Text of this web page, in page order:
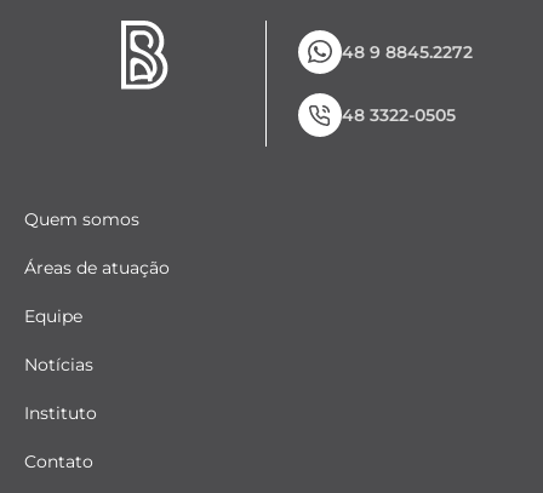
48 9 8845.2272
48 3322-0505
Quem somos
Áreas de atuação
Equipe
Notícias
Instituto
Contato